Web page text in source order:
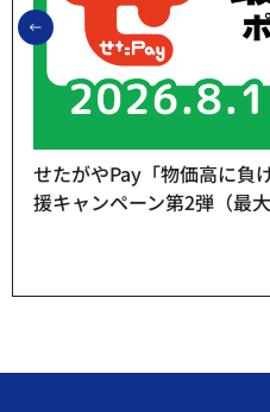
前のスライドを表示
熱中症予防「お休